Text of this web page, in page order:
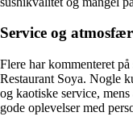
Service og
Flere har kommenteret
Restaurant Soya. Nogle
og kaotiske service,
gode oplevelser med